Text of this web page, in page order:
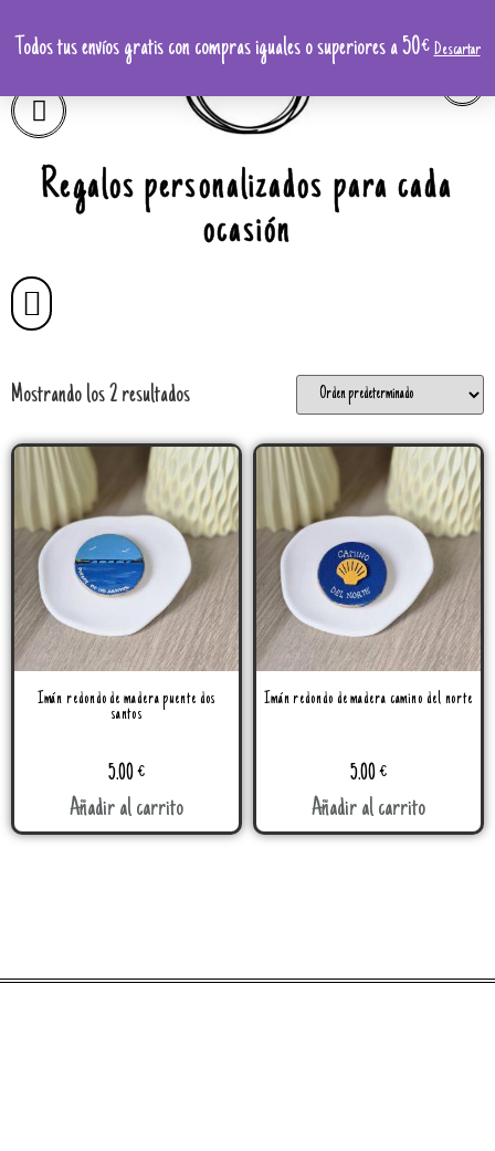
Regalos personalizados para cada
ocasión
Mostrando los 2 resultados
Imán redondo de madera puente dos
santos
5.00€
Añadir al carrito
Imán redondo de madera camino del norte
5.00€
Añadir al carrito
Todos tus envíos gratis con compras iguales o superiores a 50€Descartar